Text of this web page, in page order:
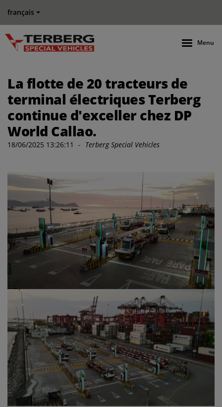
français
Menu
La flotte de 20 tracteurs de
terminal électriques Terberg
continue d'exceller chez DP
World Callao.
18/06/2025 13:26:11 - Terberg Special Vehicles